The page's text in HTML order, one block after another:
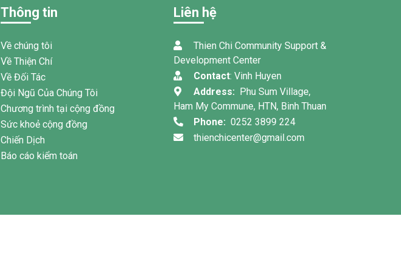
Thông tin
Về chúng tôi
Về Thiện Chí
Về Đối Tác
Đội Ngũ Của Chúng Tôi
Chương trình tại cộng đồng
Sức khoẻ cộng đồng
Chiến Dịch
Báo cáo kiểm toán
Liên hệ
Thien Chi Community Support &
Development Center
Contact: Vinh Huyen
Address: Phu Sum Village,
Ham My Commune, HTN, Binh Thuan
Phone: 0252 3899 224
thienchicenter@gmail.com